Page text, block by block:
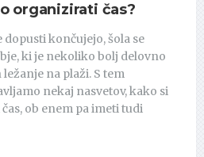
organizirati čas?
dopusti končujejo, šola se
ki je nekoliko bolj delovno
na plaži. S tem
nekaj nasvetov, kako si
ob enem pa imeti tudi